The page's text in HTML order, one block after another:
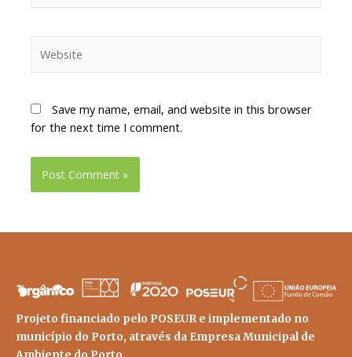
Save my name, email, and website in this browser
for the next time I comment.
Projeto financiado pelo POSEUR e implementado no
município do Porto, através da Empresa Municipal de